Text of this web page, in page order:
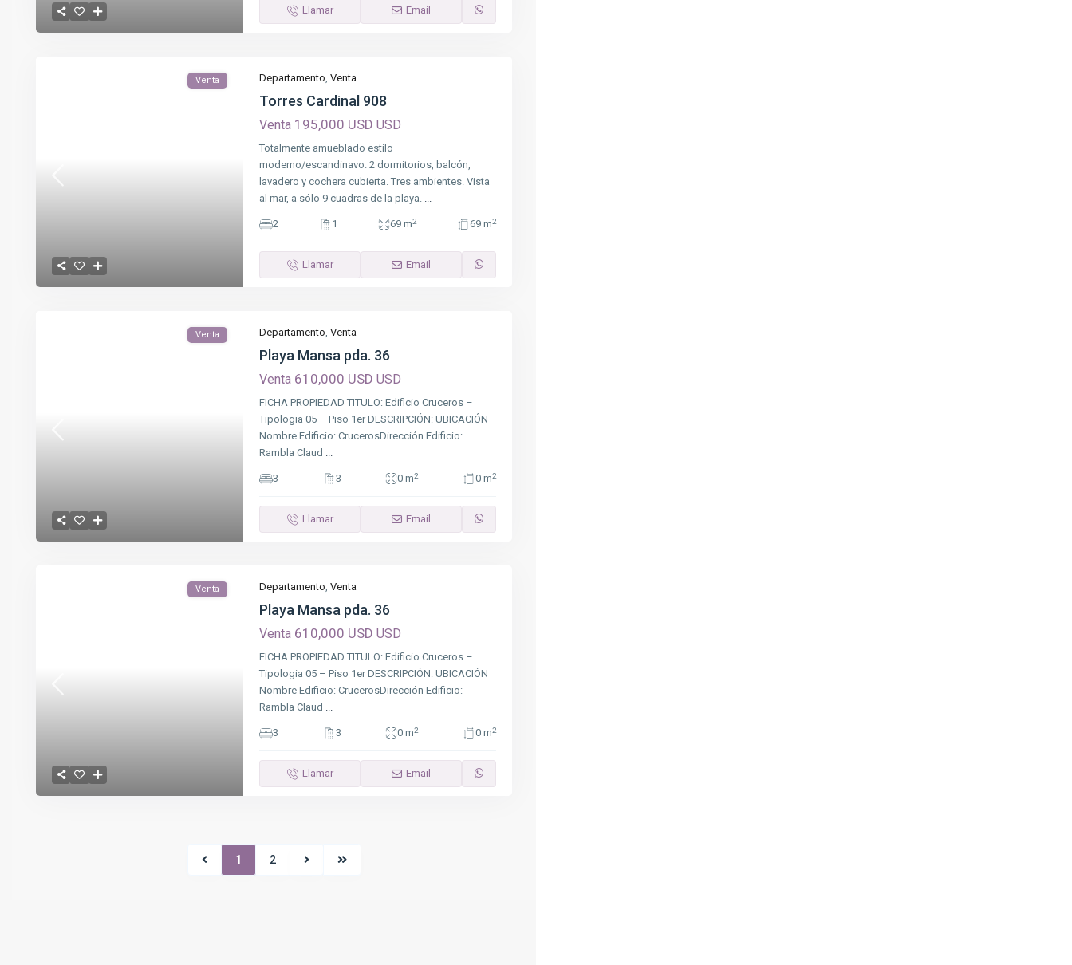
Llamar Email
Venta Departamento, Venta
Torres Cardinal 908
Venta 195,000 USD USD
Totalmente amueblado estilo
moderno/escandinavo. 2 dormitorios, balcón,
lavadero y cochera cubierta. Tres ambientes. Vista
al mar, a sólo 9 cuadras de la playa. ...
2 1 69 m2 69 m2
Llamar Email
Venta Departamento, Venta
Playa Mansa pda. 36
Venta 610,000 USD USD
FICHA PROPIEDAD TITULO: Edificio Cruceros –
Tipologia 05 – Piso 1er DESCRIPCIÓN: UBICACIÓN
Nombre Edificio: CrucerosDirección Edificio:
Rambla Claud ...
3 3 0 m2 0 m2
Llamar Email
Venta Departamento, Venta
Playa Mansa pda. 36
Venta 610,000 USD USD
FICHA PROPIEDAD TITULO: Edificio Cruceros –
Tipologia 05 – Piso 1er DESCRIPCIÓN: UBICACIÓN
Nombre Edificio: CrucerosDirección Edificio:
Rambla Claud ...
3 3 0 m2 0 m2
Llamar Email
1 2